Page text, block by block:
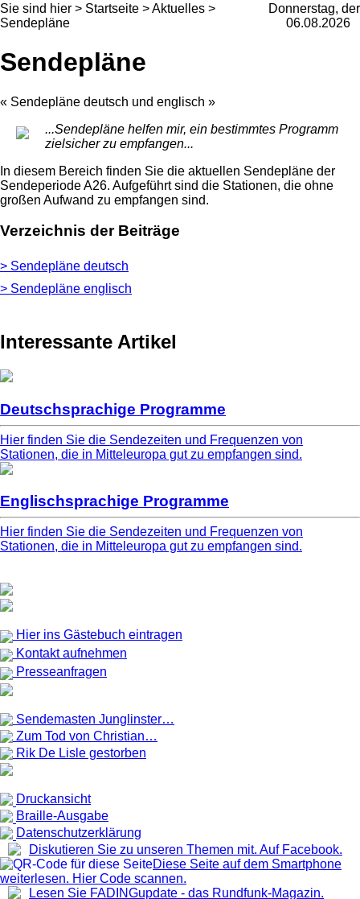
Sie sind hier > Startseite > Aktuelles >
Sendepläne
Donnerstag, der
06.08.2026
Sendepläne
« Sendepläne deutsch und englisch »
...Sendepläne helfen mir, ein bestimmtes Programm
zielsicher zu empfangen...
In diesem Bereich finden Sie die aktuellen Sendepläne der
Sendeperiode A26. Aufgeführt sind die Stationen, die ohne
großen Aufwand zu empfangen sind.
Verzeichnis der Beiträge
> Sendepläne deutsch
> Sendepläne englisch
Interessante Artikel
Deutschsprachige Programme
Hier finden Sie die Sendezeiten und Frequenzen von
Stationen, die in Mitteleuropa gut zu empfangen sind.
Englischsprachige Programme
Hier finden Sie die Sendezeiten und Frequenzen von
Stationen, die in Mitteleuropa gut zu empfangen sind.
Hier ins Gästebuch eintragen
Kontakt aufnehmen
Presseanfragen
Sendemasten Junglinster…
Zum Tod von Christian…
Rik De Lisle gestorben
Druckansicht
Braille-Ausgabe
Datenschutzerklärung
Diskutieren Sie zu unseren Themen mit. Auf Facebook.
Diese Seite auf dem Smartphone
weiterlesen. Hier Code scannen.
Lesen Sie FADINGupdate - das Rundfunk-Magazin.